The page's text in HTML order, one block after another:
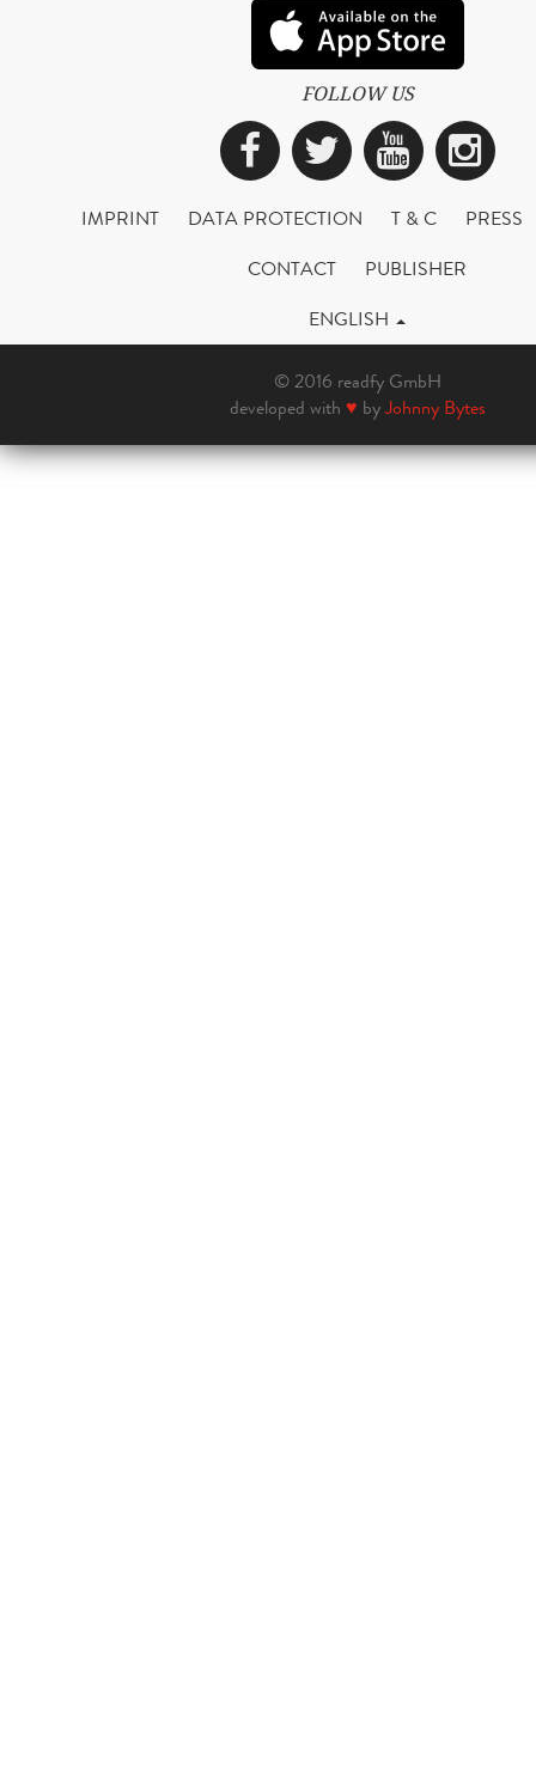
FOLLOW US
Facebook
Twitter
IMPRINT DATA PROTECTION T & C
PRESS
CONTACT
PUBLISHER
ENGLISH
© 2016 readfy GmbH
developed with ♥ byJohnny Bytes